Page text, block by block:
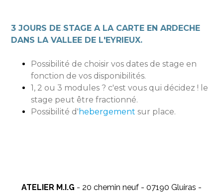
3 JOURS DE STAGE A LA CARTE EN ARDECHE
DANS LA VALLEE DE L'EYRIEUX.
Possibilité de choisir vos dates de stage en
fonction de vos disponibilités.
1, 2 ou 3 modules ? c'est vous qui décidez ! le
stage peut être fractionné.
Possibilité d' hebergement sur place.
ATELIER M.I.G - 20 chemin neuf - 07190 Gluiras -